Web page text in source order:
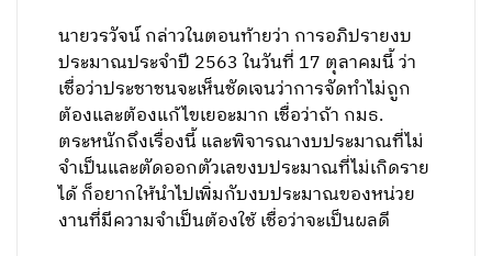
นายวรวัจน์ กล่าวในตอนท้ายว่า การอภิปรายงบ
ประมาณประจำปี 2563 ในวันที่ 17 ตุลาคมนี้ ว่า
เชื่อว่าประชาชนจะเห็นชัดเจนว่าการจัดทำไม่ถูก
ต้องและต้องแก้ไขเยอะมาก เชื่อว่าถ้า กมธ.
ตระหนักถึงเรื่องนี้ และพิจารณางบประมาณที่ไม่
จำเป็นและตัดออกตัวเลขงบประมาณที่ไม่เกิดราย
ได้ ก็อยากให้นำไปเพิ่มกับงบประมาณของหน่วย
งานที่มีความจำเป็นต้องใช้ เชื่อว่าจะเป็นผลดี